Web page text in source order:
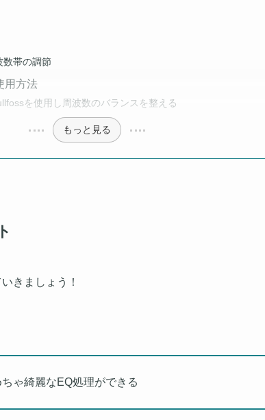
数帯の調節
用方法
を使用し周波数のバランスを整える
もっと見る
きましょう！
ゃ綺麗なEQ処理ができる